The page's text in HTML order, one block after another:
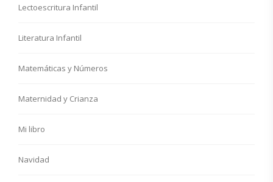
Lectoescritura Infantil
Literatura Infantil
Matemáticas y Números
Maternidad y Crianza
Mi libro
Navidad